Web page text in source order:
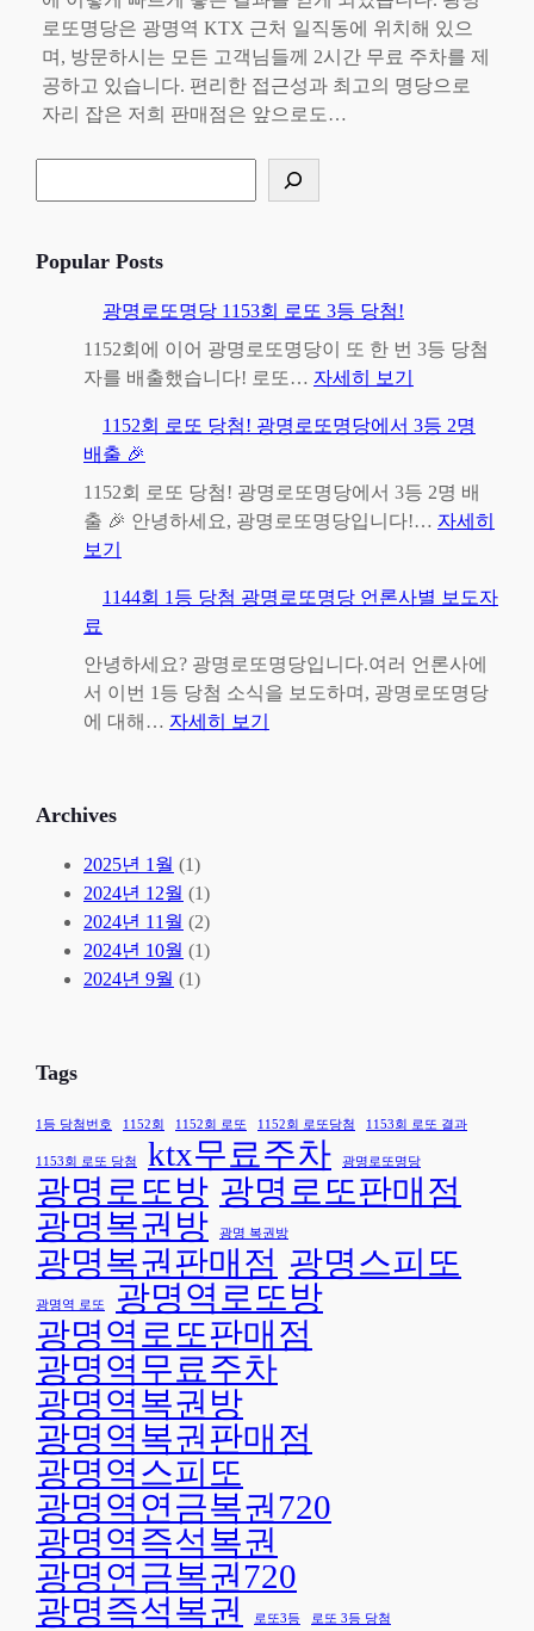
로또명당은 광명역 KTX 근처 일직동에 위치해 있으
며, 방문하시는 모든 고객님들께 2시간 무료 주차를 제
공하고 있습니다. 편리한 접근성과 최고의 명당으로
자리 잡은 저희 판매점은 앞으로도…
색
Popular Posts
광명로또명당 1153회 로또 3등 당첨!
1152회에 이어 광명로또명당이 또 한 번 3등 당첨
자를 배출했습니다! 로또… 자세히 보기
명
또
1
3
회
1152회 로또 당첨! 광명로또명당에서 3등 2명
배출 🎉
1152회 로또 당첨! 광명로또명당에서 3등 2명 배
출 🎉 안녕하세요, 광명로또명당입니다!… 자세히
보기
1
2
회
로
광
명
로
또
명
등
명
배
출
🎉
1144회 1등 당첨 광명로또명당 언론사별 보도자
료
안녕하세요? 광명로또명당입니다.여러 언론사에
서 이번 1등 당첨 소식을 보도하며, 광명로또명당
에 대해… 자세히 보기
명
당
언
론
사
별
보
도
자
료
Archives
2025년 1월 (1)
2024년 12월 (1)
2024년 11월 (2)
2024년 10월 (1)
2024년 9월 (1)
Tags
1등 당첨번호 1152회 1152회 로또 1152회 로또당첨 1153회 로또 결과
1153회 로또 당첨 ktx무료주차 광명로또명당
광명로또방 광명로또판매점
광명복권방
광명 복권방
광명복권판매점 광명스피또
광명역 로또
광명역로또방
광명역로또판매점
광명역무료주차
광명역복권방
광명역복권판매점
광명역스피또
광명역연금복권720
광명역즉석복권
광명연금복권720
광명즉석복권
로또3등 로또 3등 당첨